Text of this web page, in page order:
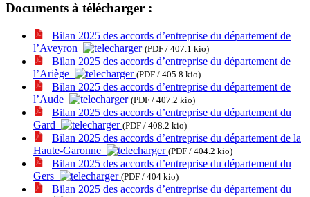
Documents à télécharger :
Bilan 2025 des accords d’entreprise du département de
l’Aveyron
(PDF / 407.1 kio)
Bilan 2025 des accords d’entreprise du département de
l’Ariège
(PDF / 405.8 kio)
Bilan 2025 des accords d’entreprise du département de
l’Aude
(PDF / 407.2 kio)
Bilan 2025 des accords d’entreprise du département du
Gard
(PDF / 408.2 kio)
Bilan 2025 des accords d’entreprise du département de la
Haute-Garonne
(PDF / 404.2 kio)
Bilan 2025 des accords d’entreprise du département du
Gers
(PDF / 404 kio)
Bilan 2025 des accords d’entreprise du département du